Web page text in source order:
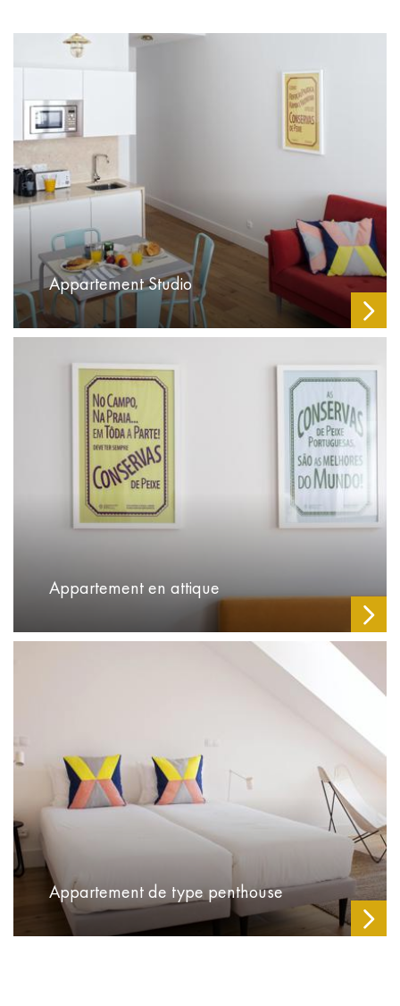
Appartement Studio
Appartement en attique
Appartement de type penthouse